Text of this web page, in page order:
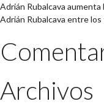
Adrián Rubalcava
Adrián Rubalcava entre
Archivos